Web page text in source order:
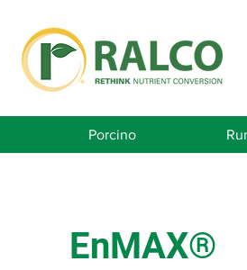
Porcino
EnMAX®